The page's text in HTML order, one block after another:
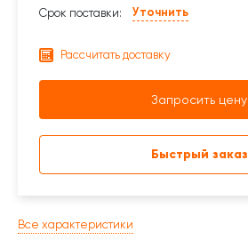
Все характеристики
Срок поставки:
Уточнить
Рассчитать доставку
Запросить цену
Быстрый заказ